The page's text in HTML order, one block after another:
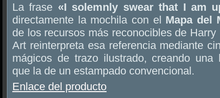
La frase «I solemnly swear that I am
directamente la mochila con el Mapa del
de los recursos más reconocibles de
Art reinterpreta esa referencia mediante
mágicos de trazo ilustrado, creando una
que la de un estampado convencional.
Enlace del producto